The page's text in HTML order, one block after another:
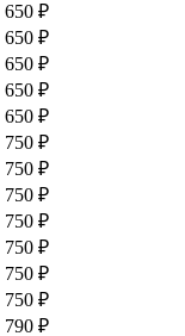
650 ₽
650 ₽
650 ₽
650 ₽
650 ₽
750 ₽
750 ₽
750 ₽
750 ₽
750 ₽
750 ₽
750 ₽
790 ₽